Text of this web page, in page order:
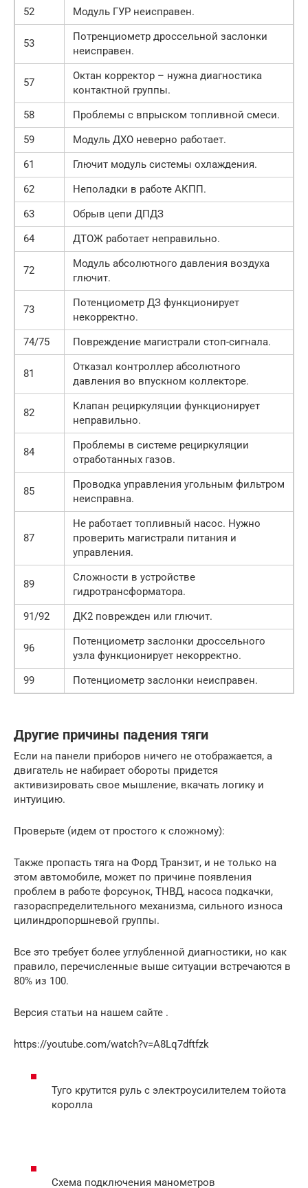
52
Модуль ГУР неисправен.
53
Потренциометр дроссельной заслонки
неисправен.
57
Октан корректор – нужна диагностика
контактной группы.
58
Проблемы с впрыском топливной смеси.
59
Модуль ДХО неверно работает.
61
Глючит модуль системы охлаждения.
62
Неполадки в работе АКПП.
63
Обрыв цепи ДПДЗ
64
ДТОЖ работает неправильно.
72
Модуль абсолютного давления воздуха
глючит.
73
Потенциометр ДЗ функционирует
некорректно.
74/75
Повреждение магистрали стоп-сигнала.
81
Отказал контроллер абсолютного
давления во впускном коллекторе.
82
Клапан рециркуляции функционирует
неправильно.
84
Проблемы в системе рециркуляции
отработанных газов.
85
Проводка управления угольным фильтром
неисправна.
87
Не работает топливный насос. Нужно
проверить магистрали питания и
управления.
89
Сложности в устройстве
гидротрансформатора.
91/92
ДК2 поврежден или глючит.
96
Потенциометр заслонки дроссельного
узла функционирует некорректно.
99
Потенциометр заслонки неисправен.
Другие причины падения тяги
Если на панели приборов ничего не отображается, а
двигатель не набирает обороты придется
активизировать свое мышление, вкачать логику и
интуицию.
Проверьте (идем от простого к сложному):
Также пропасть тяга на Форд Транзит, и не только на
этом автомобиле, может по причине появления
проблем в работе форсунок, ТНВД, насоса подкачки,
газораспределительного механизма, сильного износа
цилиндропоршневой группы.
Все это требует более углубленной диагностики, но как
правило, перечисленные выше ситуации встречаются в
80% из 100.
Версия статьи на нашем сайте .
https://youtube.com/watch?v=A8Lq7dftfzk
Туго крутится руль с электроусилителем тойота
королла
Схема подключения манометров